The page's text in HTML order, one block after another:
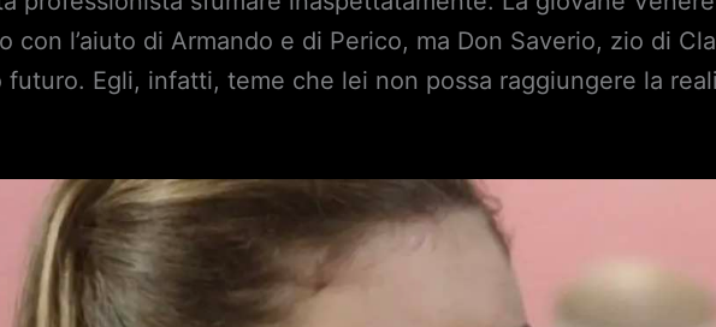
con l’aiuto di Armando e di Perico, ma Don Saverio, zio di
Egli, infatti, teme che lei non possa raggiungere la